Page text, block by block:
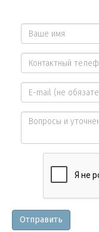
Ваше
имя
*
Контактный
телефон
*
E-
mail
Вопросы
уточнения
Отправить